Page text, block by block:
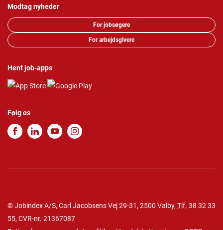
Modtag nyheder
For jobsøgere
For arbejdsgivere
Hent job-apps
Følg os
© Jobindex A/S, Carl Jacobsens Vej 29-31, 2500 Valby, Tlf. 38 32 33
55, CVR-nr. 21367087